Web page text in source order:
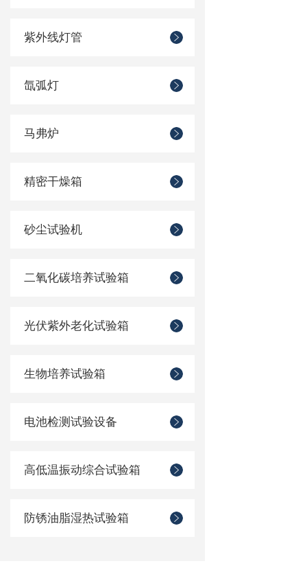
紫外线灯管
氙弧灯
马弗炉
精密干燥箱
砂尘试验机
二氧化碳培养试验箱
光伏紫外老化试验箱
生物培养试验箱
电池检测试验设备
高低温振动综合试验箱
防锈油脂湿热试验箱